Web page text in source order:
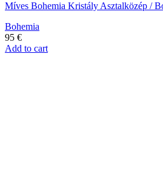
Míves Bohemia Kristály Asztalközép /
Bohemia
95 €
Add to cart